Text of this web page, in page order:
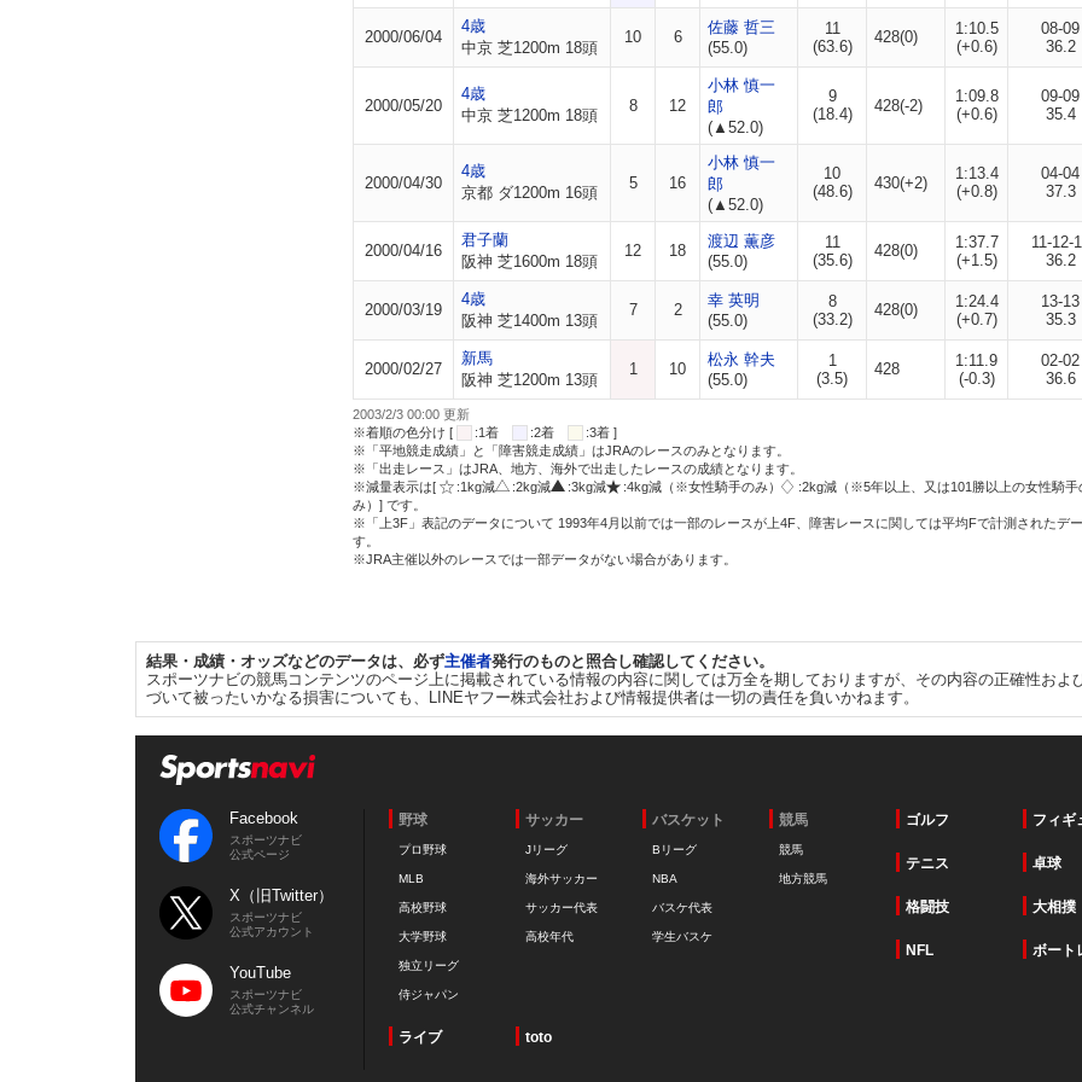
2000/06/04
4歳
中京 芝1200m 18頭
10 6
佐藤 哲三
(55.0)
11
(63.6)
428(0)
1:10.5
(+0.6)
08-09
36.2
2000/05/20
4歳
中京 芝1200m 18頭
8 12
小林 慎一
郎
(▲52.0)
9
(18.4)
428(-2)
1:09.8
(+0.6)
09-09
35.4
2000/04/30
4歳
京都 ダ1200m 16頭
5 16
小林 慎一
郎
(▲52.0)
10
(48.6)
430(+2)
1:13.4
(+0.8)
04-04
37.3
2000/04/16
君子蘭
阪神 芝1600m 18頭
12 18
渡辺 薫彦
(55.0)
11
(35.6)
428(0)
1:37.7
(+1.5)
11-12-
36.2
2000/03/19
4歳
阪神 芝1400m 13頭
7 2
幸 英明
(55.0)
8
(33.2)
428(0)
1:24.4
(+0.7)
13-13
35.3
2000/02/27
新馬
阪神 芝1200m 13頭
1 10
松永 幹夫
(55.0)
1
(3.5)
428
1:11.9
(-0.3)
02-02
36.6
2003/2/3 00:00 更新
※着順の色分け [
:1着 :2着
:3着 ]
※「平地競走成績」と「障害競走成績」はJRAのレースのみとなります。
※「出走レース」はJRA、地方、海外で出走したレースの成績となります。
※減量表示は[
:1kg減 :2kg減 :3kg減 :4kg減（※女性騎手のみ）
:2kg減（※5年以上、又は101勝以上の女性騎手
み）] です。
※「上3F」表記のデータについて 1993年4月以前では一部のレースが上4F、障害レースに関しては平均Fで計測されたデ
す。
※JRA主催以外のレースでは一部データがない場合があります。
結果・成績・オッズなどのデータは、必ず主催者発行のものと照合し確認してください。
スポーツナビの競馬コンテンツのページ上に掲載されている情報の内容に関しては万全を期しておりますが、その内容の正確性お
づいて被ったいかなる損害についても、LINEヤフー株式会社および情報提供者は一切の責任を負いかねます。
Facebook
スポーツナビ
公式ページ
X（旧Twitter）
スポーツナビ
公式アカウント
YouTube
スポーツナビ
公式チャンネル
野球
プロ野球
MLB
高校野球
大学野球
独立リーグ
侍ジャパン
サッカー
Jリーグ
海外サッカー
サッカー代表
高校年代
バスケット
Bリーグ
NBA
バスケ代表
学生バスケ
競馬
競馬
地方競馬
ゴルフ フィギ
テニス 卓球
格闘技 大相撲
NFL ボート
ライブ toto